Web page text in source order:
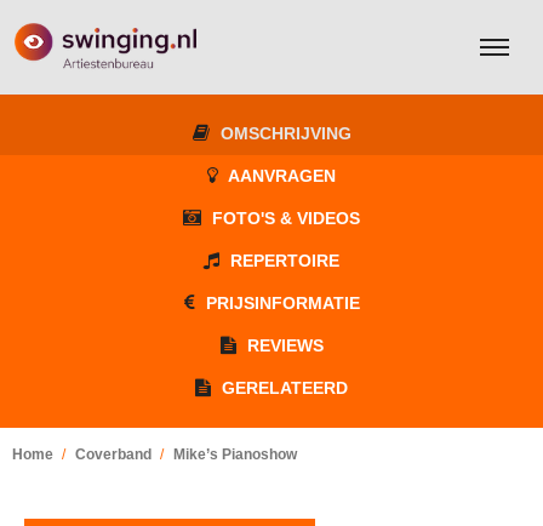
OMSCHRIJVING
AANVRAGEN
FOTO'S & VIDEOS
REPERTOIRE
PRIJSINFORMATIE
REVIEWS
GERELATEERD
Home Coverband Mike’s Pianoshow